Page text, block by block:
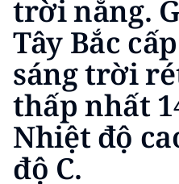
ENGLISH
中文
FRANÇAIS
РУССКИЙ
ESPAÑOL
trời nắng.
Tây Bắc
sáng trời
thấp nhất
Nhiệt độ
độ C.